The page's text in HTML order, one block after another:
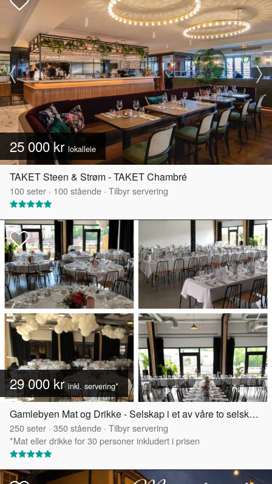
25 000 kr lokalleie
TAKET Steen & Strøm - TAKET Chambré
100seter · 100stående · Tilbyr servering
29 000 krinkl. servering*
Gamlebyen Mat og Drikke - Selskap i et av våre to selskapslokaler
250seter · 350stående · Tilbyr servering
*Mat eller drikke for 30 personer inkludert i prisen